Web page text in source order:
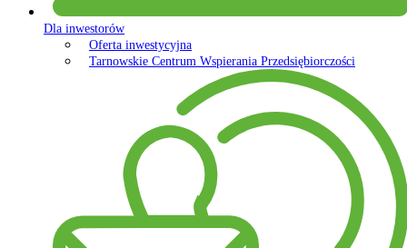
Dla inwestorów
Oferta inwestycyjna
Tarnowskie Centrum Wspierania Przedsiębiorczości